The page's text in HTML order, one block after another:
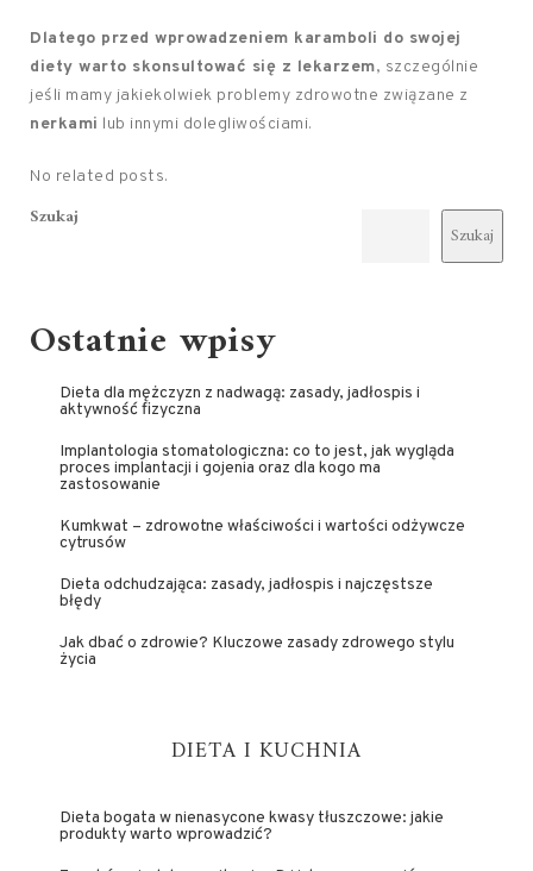
Dlatego przed wprowadzeniem karamboli do swojej
diety warto skonsultować się z lekarzem, szczególnie
jeśli mamy jakiekolwiek problemy zdrowotne związane z
nerkami lub innymi dolegliwościami.
No related posts.
Szukaj
Szukaj
Ostatnie wpisy
Dieta dla mężczyzn z nadwagą: zasady, jadłospis i
aktywność fizyczna
Implantologia stomatologiczna: co to jest, jak wygląda
proces implantacji i gojenia oraz dla kogo ma
zastosowanie
Kumkwat – zdrowotne właściwości i wartości odżywcze
cytrusów
Dieta odchudzająca: zasady, jadłospis i najczęstsze
błędy
Jak dbać o zdrowie? Kluczowe zasady zdrowego stylu
życia
DIETA I KUCHNIA
Dieta bogata w nienasycone kwasy tłuszczowe: jakie
produkty warto wprowadzić?